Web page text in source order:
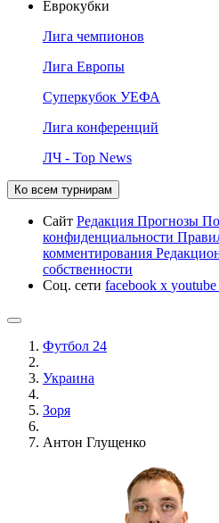
Еврокубки
Лига чемпионов
Лига Европы
Суперкубок УЕФА
Лига конференций
ЛЧ - Top News
Ко всем турнирам
Сайт Редакция Прогнозы
конфиденциальности
комментирования
собственности
Соц. сети facebook x youtube
Футбол 24
Украина
Зоря
Антон Глущенко